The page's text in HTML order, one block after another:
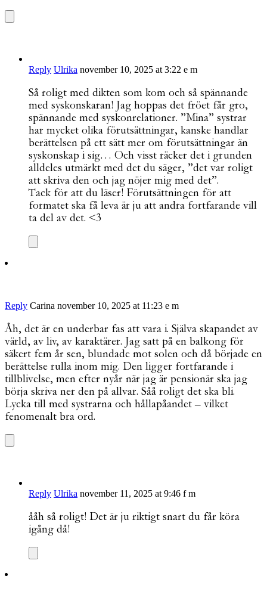
Reply Ulrika november 10, 2025 at 3:22 e m
Så roligt med dikten som kom och så spännande
med syskonskaran! Jag hoppas det fröet får gro,
spännande med syskonrelationer. ”Mina” systrar
har mycket olika förutsättningar, kanske handlar
berättelsen på ett sätt mer om förutsättningar än
syskonskap i sig… Och visst räcker det i grunden
alldeles utmärkt med det du säger, ”det var roligt
att skriva den och jag nöjer mig med det”.
Tack för att du läser! Förutsättningen för att
formatet ska få leva är ju att andra fortfarande vill
ta del av det. <3
Reply Carina november 10, 2025 at 11:23 e m
Åh, det är en underbar fas att vara i. Själva skapandet av
värld, av liv, av karaktärer. Jag satt på en balkong för
säkert fem år sen, blundade mot solen och då började en
berättelse rulla inom mig. Den ligger fortfarande i
tillblivelse, men efter nyår när jag är pensionär ska jag
börja skriva ner den på allvar. Såå roligt det ska bli.
Lycka till med systrarna och hållapåandet – vilket
fenomenalt bra ord.
Reply Ulrika november 11, 2025 at 9:46 f m
ååh så roligt! Det är ju riktigt snart du får köra
igång då!